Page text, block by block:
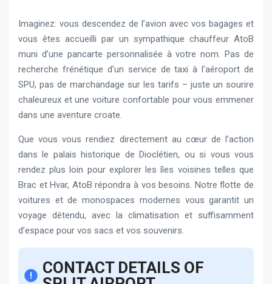
Imaginez: vous descendez de l’avion avec vos bagages et
vous êtes accueilli par un sympathique chauffeur AtoB
muni d’une pancarte personnalisée à votre nom. Pas de
recherche frénétique d’un service de taxi à l’aéroport de
SPU, pas de marchandage sur les tarifs – juste un sourire
chaleureux et une voiture confortable pour vous emmener
dans une aventure croate.
Que vous vous rendiez directement au cœur de l’action
dans le palais historique de Dioclétien, ou si vous vous
rendez plus loin pour explorer les îles voisines telles que
Brac et Hvar, AtoB répondra à vos besoins. Notre flotte de
voitures et de monospaces modernes vous garantit un
voyage détendu, avec la climatisation et suffisamment
d’espace pour vos sacs et vos souvenirs.
CONTACT DETAILS OF